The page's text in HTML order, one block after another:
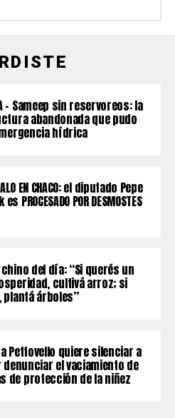
– Sameep sin reservoreos: la
abandonada que pudo
hídrica
EN CHACO: el diputado Pepe
PROCESADO POR DESMOSTES
del día: “Si querés un
cultivá arroz; si
plantá árboles”
Pettovello quiere silenciar a
denunciar el vaciamiento de
de protección de la niñez